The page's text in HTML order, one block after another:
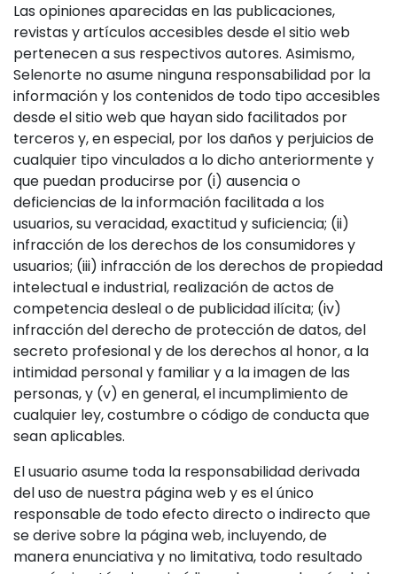
Las opiniones aparecidas en las publicaciones,
revistas y artículos accesibles desde el sitio web
pertenecen a sus respectivos autores. Asimismo,
Selenorte no asume ninguna responsabilidad por la
información y los contenidos de todo tipo accesibles
desde el sitio web que hayan sido facilitados por
terceros y, en especial, por los daños y perjuicios de
cualquier tipo vinculados a lo dicho anteriormente y
que puedan producirse por (i) ausencia o
deficiencias de la información facilitada a los
usuarios, su veracidad, exactitud y suficiencia; (ii)
infracción de los derechos de los consumidores y
usuarios; (iii) infracción de los derechos de propiedad
intelectual e industrial, realización de actos de
competencia desleal o de publicidad ilícita; (iv)
infracción del derecho de protección de datos, del
secreto profesional y de los derechos al honor, a la
intimidad personal y familiar y a la imagen de las
personas, y (v) en general, el incumplimiento de
cualquier ley, costumbre o código de conducta que
sean aplicables.
El usuario asume toda la responsabilidad derivada
del uso de nuestra página web y es el único
responsable de todo efecto directo o indirecto que
se derive sobre la página web, incluyendo, de
manera enunciativa y no limitativa, todo resultado